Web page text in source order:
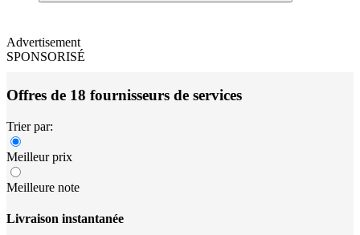
Advertisement
SPONSORISÉ
Offres de 18 fournisseurs de services
Trier par:
Meilleur prix
Meilleure note
Livraison instantanée